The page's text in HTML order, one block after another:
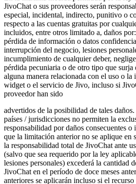
JivoChat o sus proveedores serán
especial, incidental, indirecto, punitivo o
respecto a las cuentas gratuitas por
incluidos, entre otros limitado a, daños
pérdida de información o datos
interrupción del negocio, lesiones
incumplimiento de cualquier deber,
pérdida pecuniaria o de otro tipo que surja
alguna manera relacionada con el uso o la
widget o el servicio de Jivo, incluso si
proveedor han sido
advertidos de la posibilidad de tales
países / jurisdicciones no permiten la
responsabilidad por daños consecuentes o
que la limitación anterior no se aplique en
la responsabilidad total de JivoChat ante
(salvo que sea requerido por la ley
lesiones personales) excederá la cantidad
JivoChat en el período de doce meses
anteriores se aplicarán incluso si el